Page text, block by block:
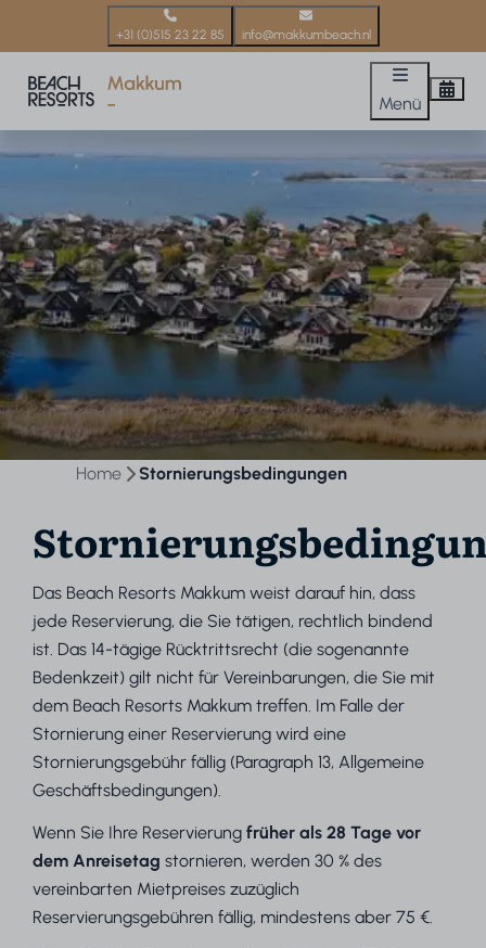
+31 (0)515 23 22 85 info@makkumbeach.nl
Menü
Home Stornierungsbedingungen
Das Beach Resorts Makkum weist darauf hin, dass
jede Reservierung, die Sie tätigen, rechtlich bindend
ist. Das 14-tägige Rücktrittsrecht (die sogenannte
Bedenkzeit) gilt nicht für Vereinbarungen, die Sie mit
dem Beach Resorts Makkum treffen. Im Falle der
Stornierung einer Reservierung wird eine
Stornierungsgebühr fällig (Paragraph 13, Allgemeine
Geschäftsbedingungen).
Wenn Sie Ihre Reservierungfrüher als 28 Tage vor
dem Anreisetag stornieren, werden 30 % des
vereinbarten Mietpreises zuzüglich
Reservierungsgebühren fällig, mindestens aber 75 €.